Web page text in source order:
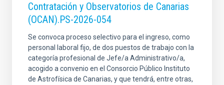
Contratación y Observatorios de Canarias
(OCAN).PS-2026-054
Se convoca proceso selectivo para el ingreso, como
personal laboral fijo, de dos puestos de trabajo con la
categoría profesional de Jefe/a Administrativo/a,
acogido a convenio en el Consorcio Público Instituto
de Astrofísica de Canarias, y que tendrá, entre otras,